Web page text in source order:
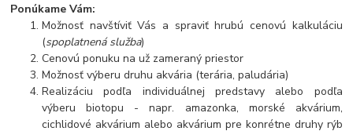
Ponúkame Vám:
Možnosť navštíviť Vás a spraviť hrubú cenovú kalkuláciu
(spoplatnená služba)
Cenovú ponuku na už zameraný priestor
Možnosť výberu druhu akvária (terária, paludária)
Realizáciu podľa individuálnej predstavy alebo podľa
výberu biotopu - napr. amazonka, morské akvárium,
cichlidové akvárium alebo akvárium pre konrétne druhy rýb